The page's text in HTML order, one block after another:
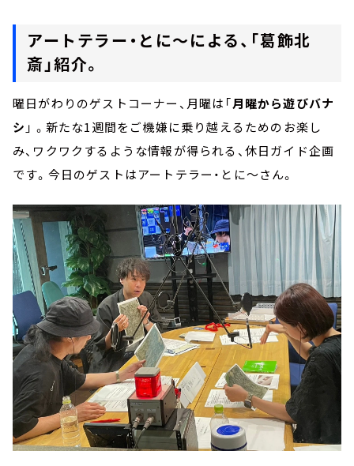
アートテラー・とに～による、「葛飾北
斎」紹介。
曜日がわりのゲストコーナー、月曜は「月曜から遊びバナ
シ 」 。新たな1週間をご機嫌に乗り越えるためのお楽し
み、ワクワクするような情報が得られる、休⽇ガイド企画
です。今日のゲストはアートテラー・とに～さん。